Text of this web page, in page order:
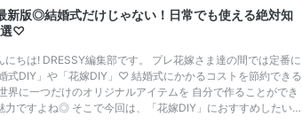
くいらっしゃいます◎ ここ最近では花嫁さまのみならず、 旦
や、家事をされますよね！ そんな最近の新郎新婦さまの中で
む
新版◎結婚式だけじゃない！日常でも使える絶対知
選♡
にちは! DRESSY編集部です。 プレ花嫁さま達の間では定番に
式DIY」や「花嫁DIY」♡ 結婚式にかかるコストを節約できる
界に一つだけのオリジナルアイテムを 自分で作ることができ
力ですよね◎ そこで今回は、「花嫁DIY」におすすめしたい